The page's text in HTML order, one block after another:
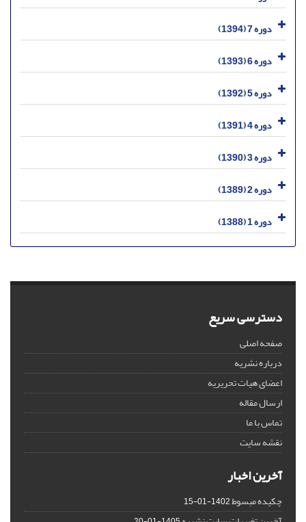
دوره 7 (1394)
دوره 6 (1393)
دوره 5 (1392)
دوره 4 (1391)
دوره 3 (1390)
دوره 2 (1389)
دوره 1 (1388)
دسترسی سریع
صفحه اصلی
درباره نشریه
اعضای هیات تحریریه
ارسال مقاله
تماس با ما
نقشه سایت
آخرین اخبار
چکیده مبسوط1402-01-15